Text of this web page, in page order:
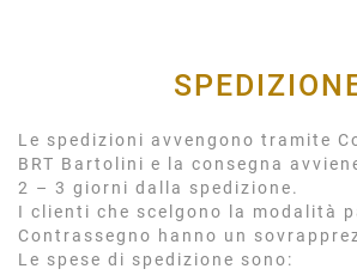
Le spedizioni avvengono tramite
BRT Bartolini e la consegna
2 – 3 giorni dalla spedizione.
I clienti che scelgono la modalità
Contrassegno hanno un
Le spese di spedizione sono: